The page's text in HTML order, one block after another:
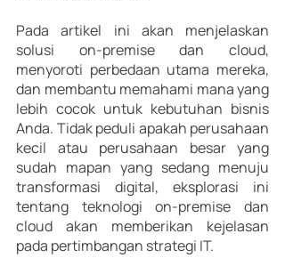
Pada artikel ini akan menjelaskan
solusi on-premise dan cloud,
menyoroti perbedaan utama mereka,
dan membantu memahami mana yang
lebih cocok untuk kebutuhan bisnis
Anda. Tidak peduli apakah perusahaan
kecil atau perusahaan besar yang
sudah mapan yang sedang menuju
transformasi digital, eksplorasi ini
tentang teknologi on-premise dan
cloud akan memberikan kejelasan
pada pertimbangan strategi IT.